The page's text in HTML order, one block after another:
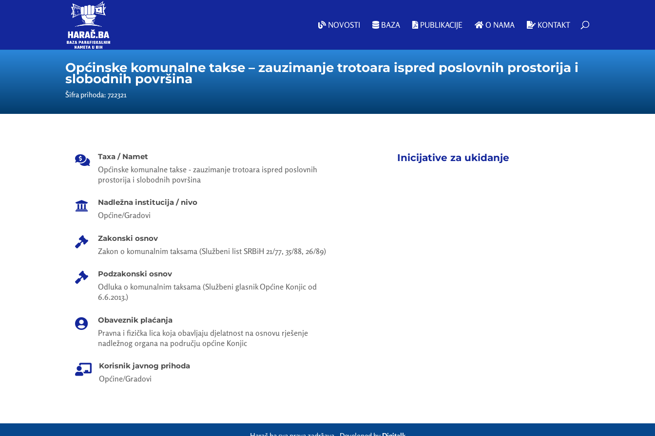
NOVOSTI BAZA PUBLIKACIJE O NAMA KONTAKT
Općinske komunalne takse – zauzimanje trotoara ispred poslovnih prostorija i
slobodnih površina
Šifra prihoda: 722321
 Taxa / Namet
Općinske komunalne takse - zauzimanje trotoara ispred poslovnih
prostorija i slobodnih površina
 Nadležna institucija / nivo
Općine/Gradovi
 Zakonski osnov
Zakon o komunalnim taksama (Službeni list SRBiH 21/77, 35/88, 26/89)
 Podzakonski osnov
Odluka o komunalnim taksama (Službeni glasnik Općine Konjic od
6.6.2013.)
 Obaveznik plaćanja
Pravna i fizička lica koja obavljaju djelatnost na osnovu rješenje
nadležnog organa na području općine Konjic
 Korisnik javnog prihoda
Općine/Gradovi
Inicijative za ukidanje